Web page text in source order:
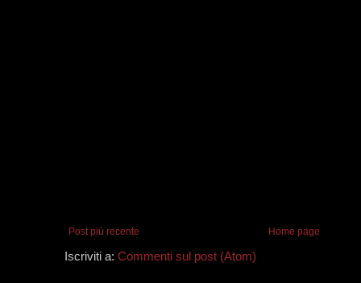
Post più recente Home page
Iscriviti a: Commenti sul post (Atom)